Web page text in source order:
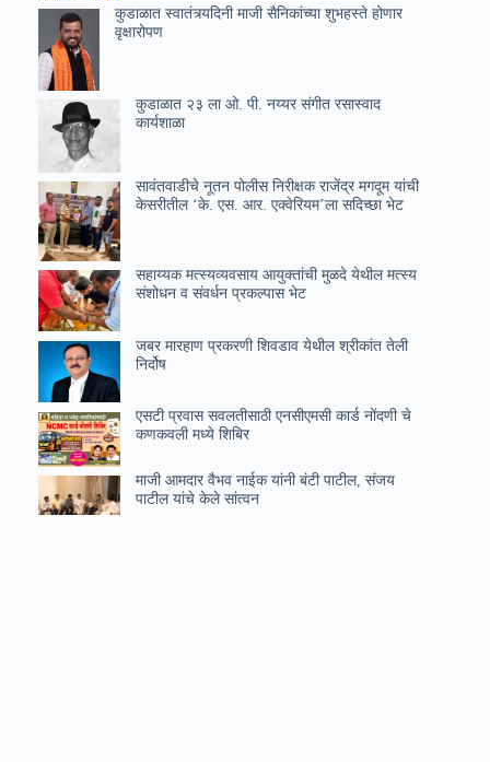
कुडाळात स्वातंत्र्यदिनी माजी सैनिकांच्या शुभहस्ते होणार
वृक्षारोपण
कुडाळात २३ ला ओ. पी. नय्यर संगीत रसास्वाद
कार्यशाळा
सावंतवाडीचे नूतन पोलीस निरीक्षक राजेंद्र मगदूम यांची
केसरीतील ‘के. एस. आर. एक्वेरियम’ला सदिच्छा भेट
सहाय्यक मत्स्यव्यवसाय आयुक्तांची मुळदे येथील मत्स्य
संशोधन व संवर्धन प्रकल्पास भेट
जबर मारहाण प्रकरणी शिवडाव येथील श्रीकांत तेली
निर्दोष
एसटी प्रवास सवलतीसाठी एनसीएमसी कार्ड नोंदणी चे
कणकवली मध्ये शिबिर
माजी आमदार वैभव नाईक यांनी बंटी पाटील, संजय
पाटील यांचे केले सांत्वन